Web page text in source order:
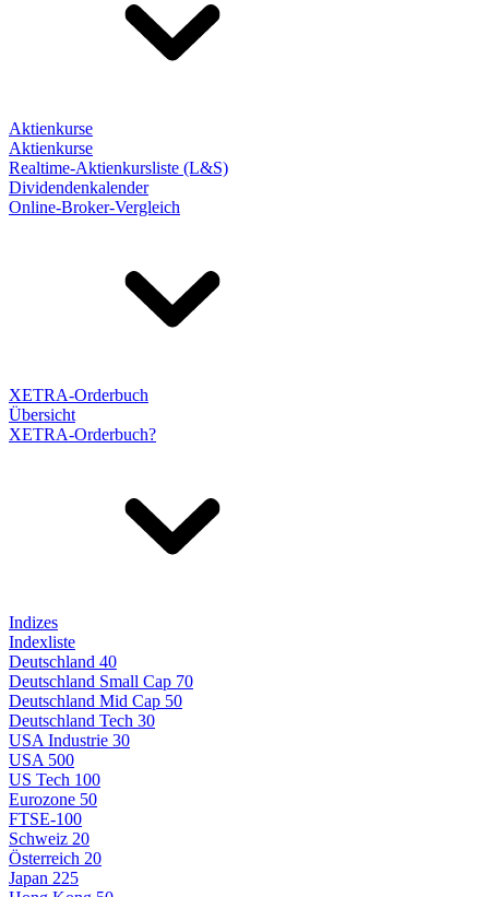
Aktienkurse
Aktienkurse
Realtime-Aktienkursliste (L&S)
Dividendenkalender
Online-Broker-Vergleich
XETRA-Orderbuch
Übersicht
XETRA-Orderbuch?
Indizes
Indexliste
Deutschland 40
Deutschland Small Cap 70
Deutschland Mid Cap 50
Deutschland Tech 30
USA Industrie 30
USA 500
US Tech 100
Eurozone 50
FTSE-100
Schweiz 20
Österreich 20
Japan 225